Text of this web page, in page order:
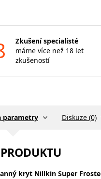
Zkušení specialisté
máme více než 18 let
zkušeností
parametry Diskuze (0)
kryt Nillkin Super